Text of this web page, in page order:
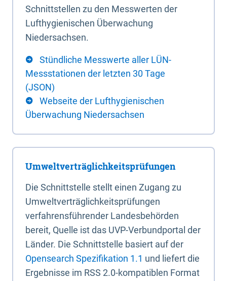
Schnittstellen zu den Messwerten der
Lufthygienischen Überwachung
Niedersachsen.
Stündliche Messwerte aller LÜN-
Messstationen der letzten 30 Tage
(JSON)
Webseite der Lufthygienischen
Überwachung Niedersachsen
Umweltverträglichkeitsprüfungen
Die Schnittstelle stellt einen Zugang zu
Umweltverträglichkeitsprüfungen
verfahrensführender Landesbehörden
bereit, Quelle ist das UVP-Verbundportal der
Länder. Die Schnittstelle basiert auf der
Opensearch Spezifikation 1.1 und liefert die
Ergebnisse im RSS 2.0-kompatiblen Format